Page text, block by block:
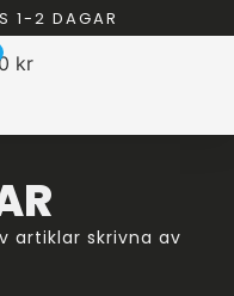
1-2 DAGAR
kr
artiklar skrivna av